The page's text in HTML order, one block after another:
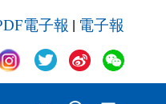
電子報 電子報